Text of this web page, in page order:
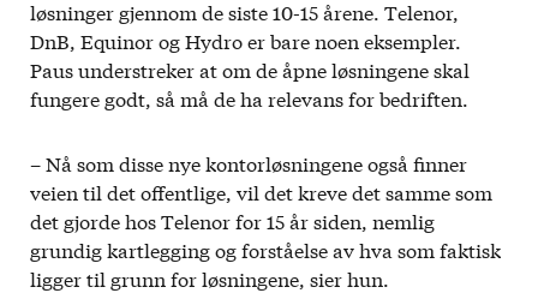
løsninger gjennom de siste 10-15 årene. Telenor,
DnB, Equinor og Hydro er bare noen eksempler.
Paus understreker at om de åpne løsningene skal
fungere godt, så må de ha relevans for bedriften.
– Nå som disse nye kontorløsningene også finner
veien til det offentlige, vil det kreve det samme som
det gjorde hos Telenor for 15 år siden, nemlig
grundig kartlegging og forståelse av hva som faktisk
ligger til grunn for løsningene, sier hun.